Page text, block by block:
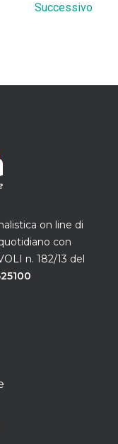
Successivo
on line di
con
n. 182/13 del